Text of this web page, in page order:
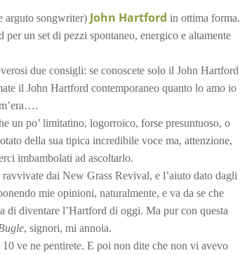
arguto songwriter) John Hartford in ottima forma.
un set di pezzi spontaneo, energico e altamente
due consigli: se conoscete solo il John Hartford
il John Hartford contemporaneo quanto lo amo io
un po’ limitatino, logorroico, forse presuntuoso, o
della sua tipica incredibile voce ma, attenzione,
imbambolati ad ascoltarlo.
dai New Grass Revival, e l’aiuto dato dagli
mie opinioni, naturalmente, e va da se che
di diventare l’Hartford di oggi. Ma pur con questa
, signori, mi annoia.
ve ne pentirete. E poi non dite che non vi avevo